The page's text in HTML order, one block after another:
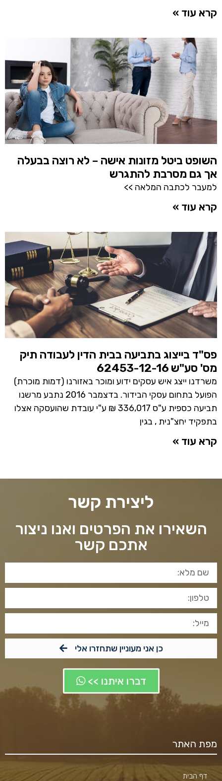
קרא עוד »
השופט ביטל מזונות אישה – לא רוצה בבעלה
אך גם מסרבת להתגרש
למעבר לכתבה המלאה >>
קרא עוד »
פס"ד בייצוג בתביעה בבית הדין לעבודה תיק
מס' סע"ש 62453-12-16
משרדנו ייצג איש עסקים ידוע ומוכר באזורנו (דמות מוכרת)
הפועל בתחום עסקי הבידור. בדצמבר 2016 נתבע מרשנו
תביעה כספית ע"ס 336,017 ₪ ע"י עובדת שהועסקה אצלו
בתפקיד יחצ"נית , בגין
קרא עוד »
ליצירת קשר
השאירו את הפרטים ואנו ניצור
אתכם קשר
כן אני מעוניין שתחזרו אלי
דברו איתנו >>
מפת האתר
דף הבית